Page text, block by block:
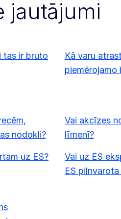
jautājumi
tas ir bruto
Kā varu
piemērojamo
nodokli?
Vai akcīzes
līmenī?
uz ES?
Vai uz ES
ES